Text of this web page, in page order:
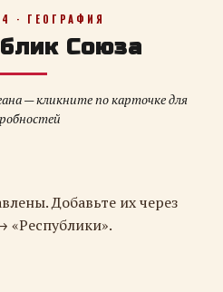
· ГЕОГРАФИЯ
Союза
— кликните по карточке для
Добавьте их через
«Республики».